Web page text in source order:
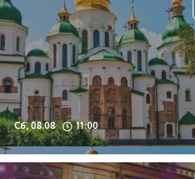
Сб, 08.08 11:00